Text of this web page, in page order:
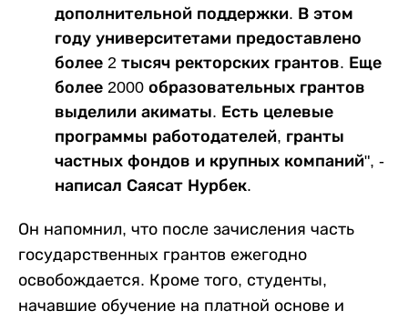
дополнительной поддержки. В этом
году университетами предоставлено
более 2 тысяч ректорских грантов. Еще
более 2000 образовательных грантов
выделили акиматы. Есть целевые
программы работодателей, гранты
частных фондов и крупных компаний", -
написал Саясат Нурбек.
Он напомнил, что после зачисления часть
государственных грантов ежегодно
освобождается. Кроме того, студенты,
начавшие обучение на платной основе и